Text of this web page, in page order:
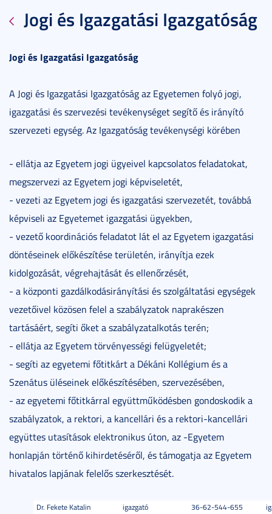
Jogi és Igazgatási Igazgatóság
Jogi és Igazgatási Igazgatóság
A Jogi és Igazgatási Igazgatóság az Egyetemen folyó jogi,
igazgatási és szervezési tevékenységet segítő és irányító
szervezeti egység. Az Igazgatóság tevékenységi körében
- ellátja az Egyetem jogi ügyeivel kapcsolatos feladatokat,
megszervezi az Egyetem jogi képviseletét,
- vezeti az Egyetem jogi és igazgatási szervezetét, továbbá
képviseli az Egyetemet igazgatási ügyekben,
- vezető koordinációs feladatot lát el az Egyetem igazgatási
döntéseinek előkészítése területén, irányítja ezek
kidolgozását, végrehajtását és ellenőrzését,
- a központi gazdálkodásirányítási és szolgáltatási egységek
vezetőivel közösen felel a szabályzatok naprakészen
tartásáért, segíti őket a szabályzatalkotás terén;
- ellátja az Egyetem törvényességi felügyeletét;
- segíti az egyetemi főtitkárt a Dékáni Kollégium és a
Szenátus üléseinek előkészítésében, szervezésében,
- az egyetemi főtitkárral együttműködésben gondoskodik a
szabályzatok, a rektori, a kancellári és a rektori-kancellári
együttes utasítások elektronikus úton, az -Egyetem
honlapján történő kihirdetéséről, és támogatja az Egyetem
hivatalos lapjának felelős szerkesztését.
Dr. Fekete Katalin igazgató 36-62-544-655